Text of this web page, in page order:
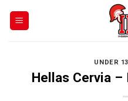
UNDER
Hellas Cervia –